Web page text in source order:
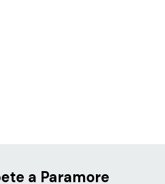
a Paramore